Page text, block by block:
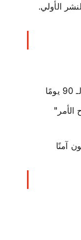
الأولي.
الأمر"